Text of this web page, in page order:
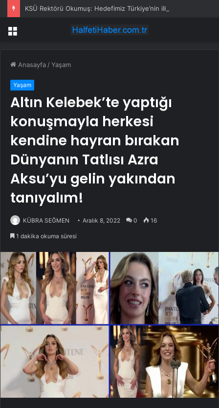
Menü
Anasayfa /Yaşam
Yaşam
Altın Kelebek’te yaptığı
konuşmayla herkesi
kendine hayran bırakan
Dünyanın Tatlısı Azra
Aksu’yu gelin yakından
tanıyalım!
KÜBRA SEĞMEN Aralık 8, 2022 0 16
1 dakika okuma süresi